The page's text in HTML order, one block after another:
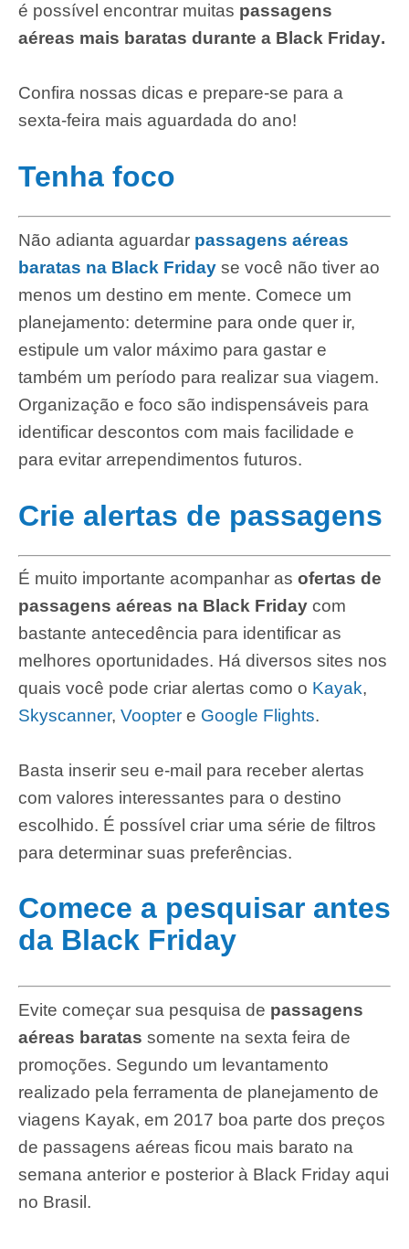
é possível encontrar muitas passagens
aéreas mais baratas durante a Black Friday.
Confira nossas dicas e prepare-se para a
sexta-feira mais aguardada do ano!
Tenha foco
Não adianta aguardar passagens aéreas
baratas na Black Friday se você não tiver ao
menos um destino em mente. Comece um
planejamento: determine para onde quer ir,
estipule um valor máximo para gastar e
também um período para realizar sua viagem.
Organização e foco são indispensáveis para
identificar descontos com mais facilidade e
para evitar arrependimentos futuros.
Crie alertas de passagens
É muito importante acompanhar as ofertas de
passagens aéreas na Black Friday com
bastante antecedência para identificar as
melhores oportunidades. Há diversos sites nos
quais você pode criar alertas como o Kayak,
Skyscanner, Voopter e Google Flights.
Basta inserir seu e-mail para receber alertas
com valores interessantes para o destino
escolhido. É possível criar uma série de filtros
para determinar suas preferências.
Comece a pesquisar antes
da Black Friday
Evite começar sua pesquisa de passagens
aéreas baratas somente na sexta feira de
promoções. Segundo um levantamento
realizado pela ferramenta de planejamento de
viagens Kayak, em 2017 boa parte dos preços
de passagens aéreas ficou mais barato na
semana anterior e posterior à Black Friday aqui
no Brasil.